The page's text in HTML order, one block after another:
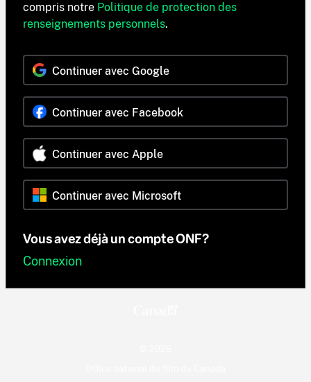
compris notre Politique de protection des
renseignements personnels.
Continuer avec Google
Continuer avec Facebook
Continuer avec Apple
Continuer avec Microsoft
Vous avez déjà un compte ONF?
Connexion